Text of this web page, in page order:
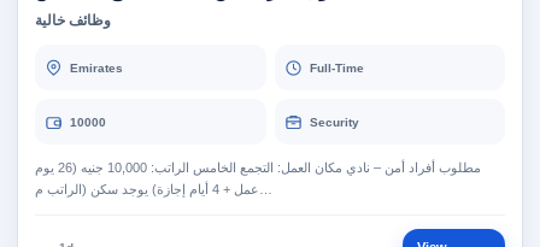
وظائف خالية
Emirates Full-Time
10000 Security
مطلوب أفراد أمن – نادي مكان العمل: التجمع الخامس الراتب: 10,000 جنيه (26 يوم